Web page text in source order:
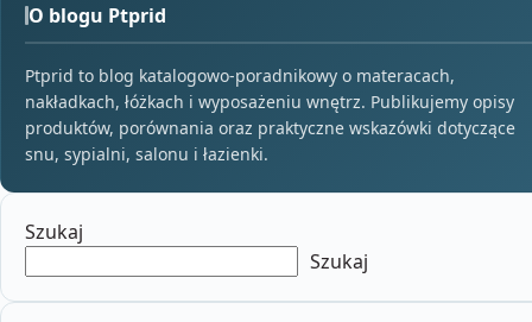
O blogu Ptprid
Ptprid to blog katalogowo-poradnikowy o materacach,
nakładkach, łóżkach i wyposażeniu wnętrz. Publikujemy opisy
produktów, porównania oraz praktyczne wskazówki dotyczące
snu, sypialni, salonu i łazienki.
Szukaj
Szukaj